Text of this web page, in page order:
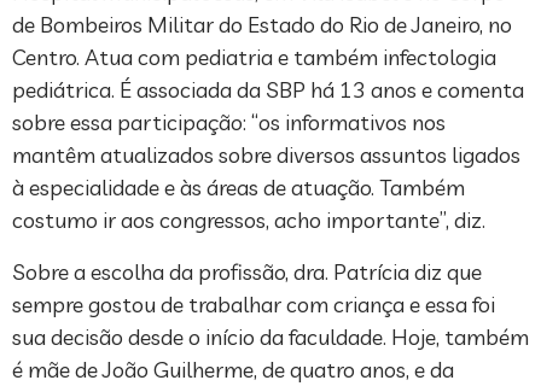
de Bombeiros Militar do Estado do Rio de Janeiro, no
Centro. Atua com pediatria e também infectologia
pediátrica. É associada da SBP há 13 anos e comenta
sobre essa participação: “os informativos nos
mantêm atualizados sobre diversos assuntos ligados
à especialidade e às áreas de atuação. Também
costumo ir aos congressos, acho importante”, diz.
Sobre a escolha da profissão, dra. Patrícia diz que
sempre gostou de trabalhar com criança e essa foi
sua decisão desde o início da faculdade. Hoje, também
é mãe de João Guilherme, de quatro anos, e da